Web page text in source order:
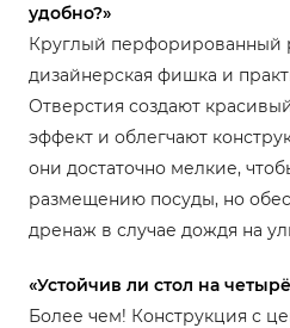
удобно?»
Круглый перфорированный
дизайнерская фишка и
Отверстия создают
эффект и облегчают
они достаточно мелкие,
размещению посуды, но
дренаж в случае дождя на
«Устойчив ли стол на
Более чем! Конструкция с